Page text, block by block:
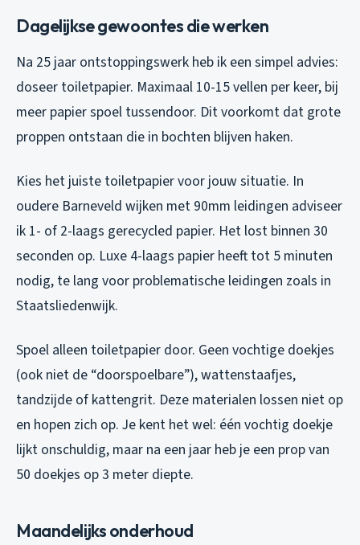
Dagelijkse gewoontes die werken
Na 25 jaar ontstoppingswerk heb ik een simpel advies:
doseer toiletpapier. Maximaal 10-15 vellen per keer, bij
meer papier spoel tussendoor. Dit voorkomt dat grote
proppen ontstaan die in bochten blijven haken.
Kies het juiste toiletpapier voor jouw situatie. In
oudere Barneveld wijken met 90mm leidingen adviseer
ik 1- of 2-laags gerecycled papier. Het lost binnen 30
seconden op. Luxe 4-laags papier heeft tot 5 minuten
nodig, te lang voor problematische leidingen zoals in
Staatsliedenwijk.
Spoel alleen toiletpapier door. Geen vochtige doekjes
(ook niet de “doorspoelbare”), wattenstaafjes,
tandzijde of kattengrit. Deze materialen lossen niet op
en hopen zich op. Je kent het wel: één vochtig doekje
lijkt onschuldig, maar na een jaar heb je een prop van
50 doekjes op 3 meter diepte.
Maandelijks onderhoud